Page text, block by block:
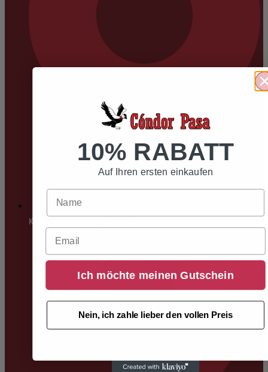
Kastanienallee 41, 10119 Berlin
10% RABATT
Auf Ihren ersten einkaufen
Email
Ich möchte meinen Gutschein
Nein, ich zahle lieber den vollen Preis